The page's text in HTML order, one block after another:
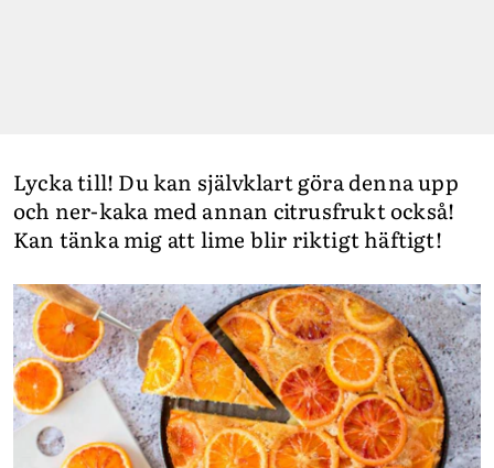
Lycka till! Du kan självklart göra denna upp
och ner-kaka med annan citrusfrukt också!
Kan tänka mig att lime blir riktigt häftigt!